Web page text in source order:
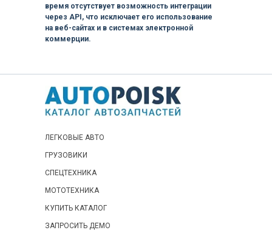
время отсутствует возможность интеграции
через API, что исключает его использование
на веб-сайтах и в системах электронной
коммерции.
ЗАПРОСИТЬ ДЕМО
КУПИТЬ КАТАЛОГ
СПЕЦТЕХНИКА
МОТОТЕХНИКА
ГРУЗОВИКИ
ЛЕГКОВЫЕ АВТО